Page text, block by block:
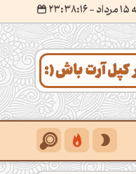
- ۲۳:۳۸:۱۷